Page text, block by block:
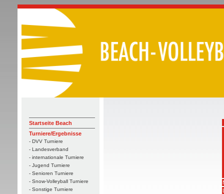
Startseite Beach
Turniere/Ergebnisse
- DVV Turniere
- Landesverband
- internationale Turniere
- Jugend Turniere
- Senioren Turniere
- Snow-Volleyball Turniere
- Sonstige Turniere